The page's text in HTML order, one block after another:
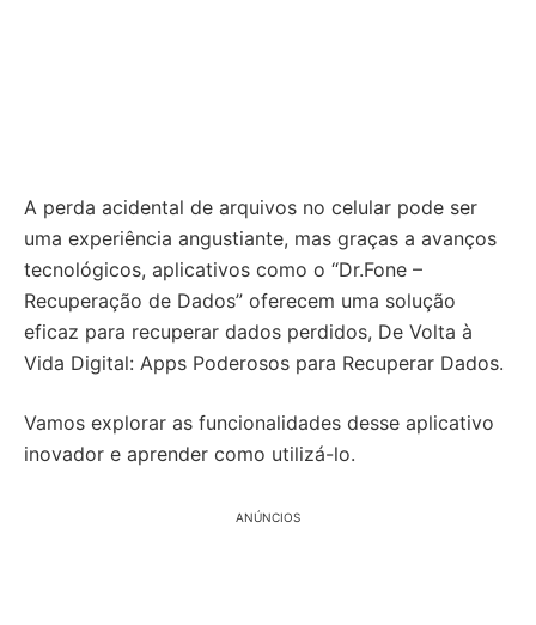
A perda acidental de arquivos no celular pode ser
uma experiência angustiante, mas graças a avanços
tecnológicos, aplicativos como o “Dr.Fone –
Recuperação de Dados” oferecem uma solução
eficaz para recuperar dados perdidos, De Volta à
Vida Digital: Apps Poderosos para Recuperar Dados.
Vamos explorar as funcionalidades desse aplicativo
inovador e aprender como utilizá-lo.
ANÚNCIOS